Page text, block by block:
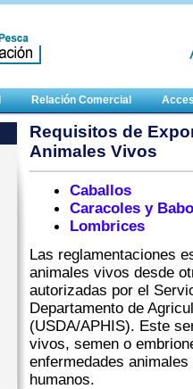
Relación Comercial
Requisitos de
Animales Vivos
Caballos
Caracoles y
Lombrices
Las reglamentaciones
animales vivos desde
autorizadas por el
Departamento de
(USDA/APHIS). Este
vivos, semen o
enfermedades
humanos.